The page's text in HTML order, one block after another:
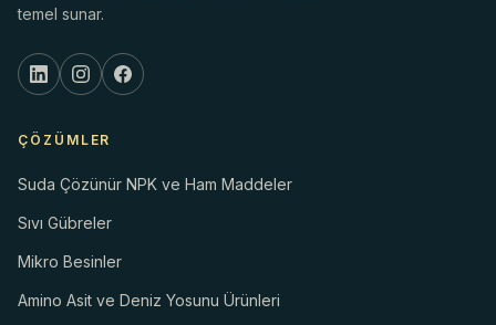
temel sunar.
ÇÖZÜMLER
Suda Çözünür NPK ve Ham Maddeler
Sıvı Gübreler
Mikro Besinler
Amino Asit ve Deniz Yosunu Ürünleri